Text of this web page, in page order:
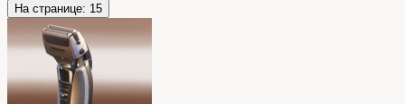
На странице: 15